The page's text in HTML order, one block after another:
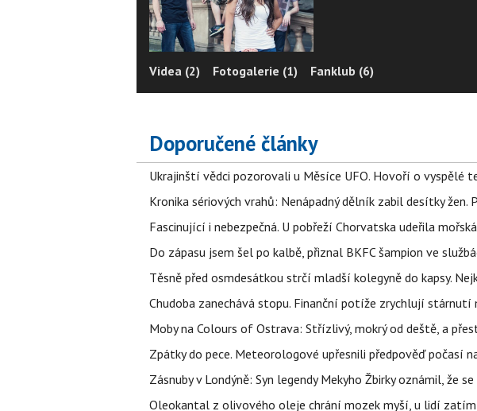
Videa (2) Fotogalerie (1) Fanklub (6)
Doporučené články
Ukrajinští vědci pozorovali u Měsíce UFO. Hovoří o vyspělé
Kronika sériových vrahů: Nenápadný dělník zabil desítky
Fascinující i nebezpečná. U pobřeží Chorvatska udeřila
Do zápasu jsem šel po kalbě, přiznal BKFC šampion ve
Těsně před osmdesátkou strčí mladší kolegyně do kapsy.
Chudoba zanechává stopu. Finanční potíže zrychlují stárnutí
Moby na Colours of Ostrava: Střízlivý, mokrý od deště, a
Zpátky do pece. Meteorologové upřesnili předpověď počasí
Zásnuby v Londýně: Syn legendy Mekyho Žbirky oznámil, že
Oleokantal z olivového oleje chrání mozek myší, u lidí zatím